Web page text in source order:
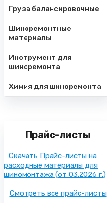
Груза балансировочные
Шиноремонтные
материалы
Инструмент для
шиноремонта
Химия для шиноремонта
Прайс-листы
Скачать Прайс-листы на
расходные материалы для
шиномонтажа (от 03.2026 г.)
Смотреть все прайс-листы